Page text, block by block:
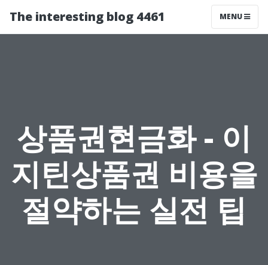
The interesting blog 4461 MENU
상품권현금화 - 이
지틴상품권 비용을
절약하는 실전 팁